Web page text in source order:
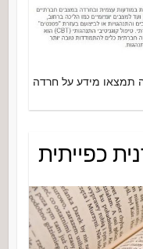
תמצאו מידע על חרדה
כפייתית